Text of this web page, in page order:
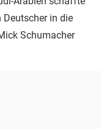
Deutscher in die
Schumacher